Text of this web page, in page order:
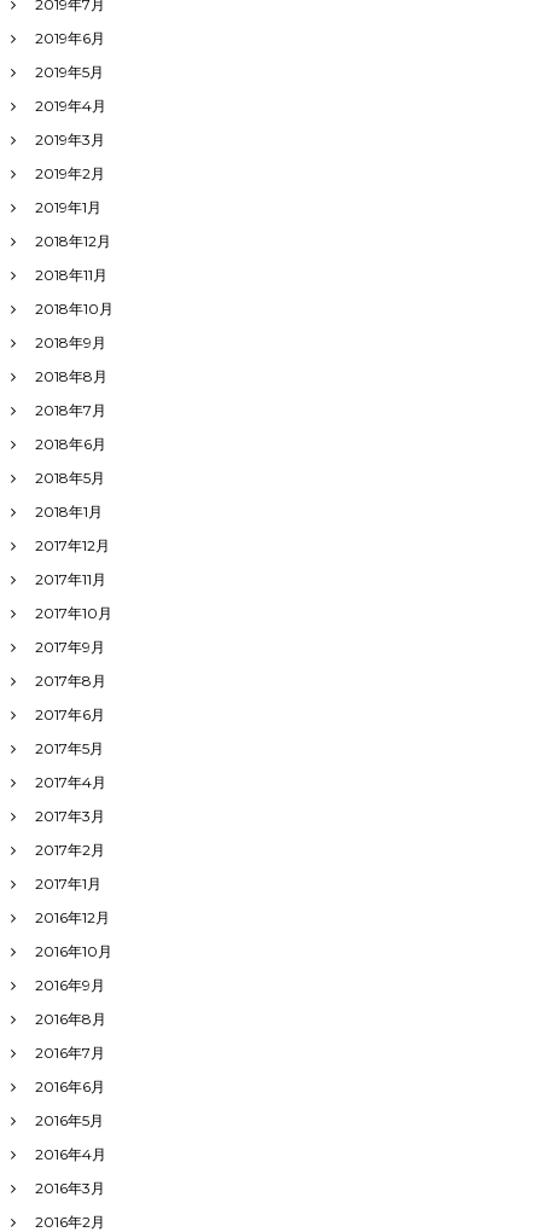
2019年7月
2019年6月
2019年5月
2019年4月
2019年3月
2019年2月
2019年1月
2018年12月
2018年11月
2018年10月
2018年9月
2018年8月
2018年7月
2018年6月
2018年5月
2018年1月
2017年12月
2017年11月
2017年10月
2017年9月
2017年8月
2017年6月
2017年5月
2017年4月
2017年3月
2017年2月
2017年1月
2016年12月
2016年10月
2016年9月
2016年8月
2016年7月
2016年6月
2016年5月
2016年4月
2016年3月
2016年2月